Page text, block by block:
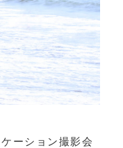
ーション撮影会